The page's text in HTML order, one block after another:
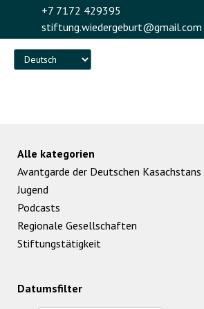
+7 7172 429395
stiftung.wiedergeburt@gmail.com
Language
Alle kategorien
Avantgarde der Deutschen Kasachstans
Jugend
Podcasts
Regionale Gesellschaften
Stiftungstätigkeit
Datumsfilter